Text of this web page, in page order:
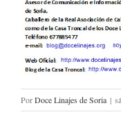
PorDoce Linajes de Soria |